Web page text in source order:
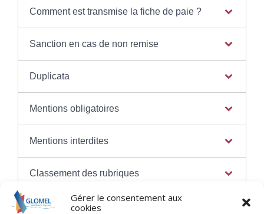
Gérer le consentement aux
cookies
Comment est transmise la fiche de paie ?
Sanction en cas de non remise
Duplicata
Mentions obligatoires
Mentions interdites
Classement des rubriques